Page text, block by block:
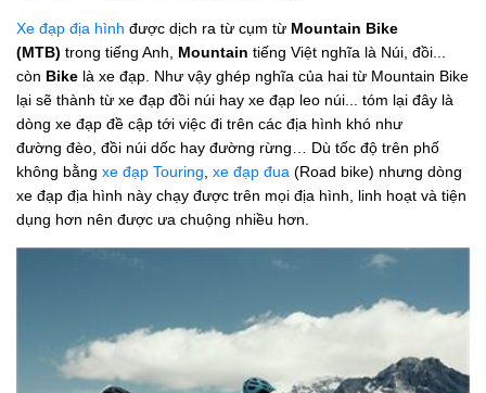
Xe đạp địa hình được dịch ra từ cụm từ Mountain Bike
(MTB) trong tiếng Anh, Mountain tiếng Việt nghĩa là Núi, đồi...
còn Bike là xe đạp. Như vậy ghép nghĩa của hai từ Mountain Bike
lại sẽ thành từ xe đạp đồi núi hay xe đạp leo núi... tóm lại đây là
dòng xe đạp đề cập tới việc đi trên các địa hình khó như
đường đèo, đồi núi dốc hay đường rừng… Dù tốc độ trên phố
không bằng xe đạp Touring xe đạp đua (Road bike) nhưng dòng
xe đạp địa hình này chạy được trên mọi địa hình, linh hoạt và tiện
dụng hơn nên được ưa chuộng nhiều hơn.